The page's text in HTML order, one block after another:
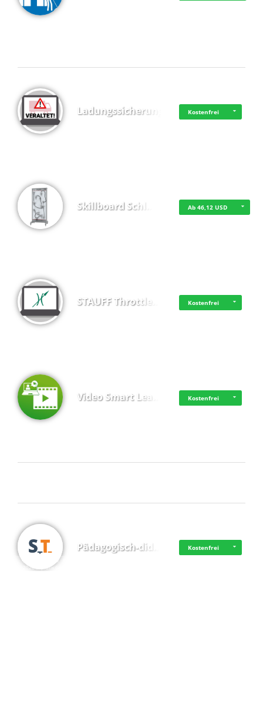
Ladungssicherung Kostenfrei
Skillboard Schl… Ab 46,12 USD
STAUFF Throttle… Kostenfrei
Video Smart Lea… Kostenfrei
Pädagogisch-did… Kostenfrei
· Datenschutz·
© 2016 - 2026 SupraTix GmbH oder Partnergesellschaften - Alle Rechte vorbehalten.